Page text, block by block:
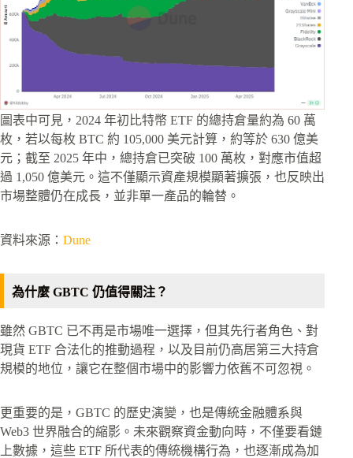
圖表中可見，2024 年初比特幣 ETF 的總持倉量約為 60 萬
枚，若以每枚 BTC 約 105,000 美元計算，約等於 630 億美
元；截至 2025 年中，總持倉已突破 100 萬枚，對應市值超
過 1,050 億美元。這不僅顯示資產規模顯著擴張，也反映出
市場整體仍在成長，並非單一產品的輪替。
資料來源： Dune
為什麼 GBTC 仍值得關注？
雖然 GBTC 已不再是市場唯一選擇，但其先行者角色、對
現貨 ETF 合法化的推動過程，以及目前仍高居第三大持倉
規模的地位，讓它在整個市場中的影響力依舊不可忽視。
更重要的是，GBTC 的歷史演變，也是傳統金融體系與
Web3 世界融合的縮影。未來觀察資金動向時，不僅要看鏈
上數據，這些 ETF 所代表的傳統機構行為，也逐漸成為加